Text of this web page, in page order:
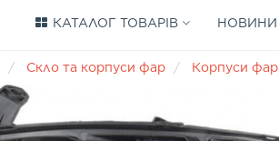
КАТАЛОГ ТОВАРІВ НОВИНИ
Скло та корпуси фар Корпуси фар